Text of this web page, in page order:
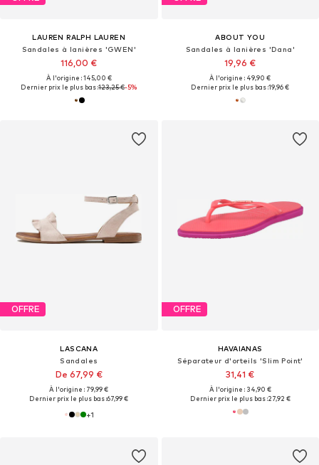
LAUREN RALPH LAUREN
Sandales à lanières 'GWEN'
116,00 €
À l'origine : 145,00 €
Dernier prix le plus bas :123,25 €-5%
ABOUT YOU
Sandales à lanières 'Dana'
19,96 €
À l'origine : 49,90 €
Dernier prix le plus bas :19,96 €
OFFRE
LASCANA
Sandales
De 67,99 €
À l'origine : 79,99 €
Dernier prix le plus bas :67,99 €
+1
OFFRE
HAVAIANAS
Séparateur d'orteils 'Slim Point'
31,41 €
À l'origine : 34,90 €
Dernier prix le plus bas :27,92 €